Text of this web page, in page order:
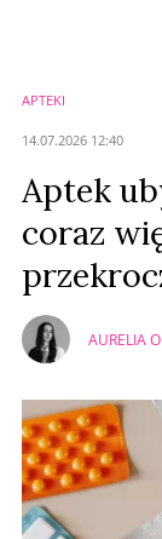
APTEKI
14.07.2026 12:40
Aptek
coraz
AURELIA